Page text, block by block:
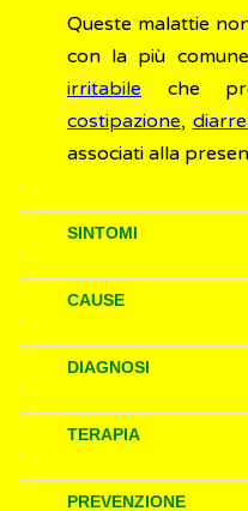
Queste malattie
con la più comune
irritabile che
costipazione,
associati alla
SINTOMI
I disturbi
infiammatorie
possono variare a
e della parte
Crohn
CAUSE
Le cause
dell’intestino
Le conoscenze
portano ad
DIAGNOSI
L'identificazione
momento della
precoce) consente
TERAPIA
Al momento non
PREVENZIONE